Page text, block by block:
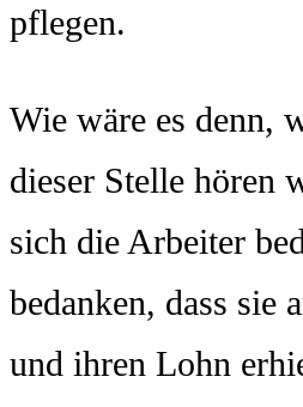
pflegen.
Wie wäre es denn,
dieser Stelle hören
sich die Arbeiter
bedanken, dass sie
und ihren Lohn